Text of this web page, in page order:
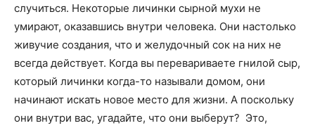
случиться. Некоторые личинки сырной мухи не
умирают, оказавшись внутри человека. Они настолько
живучие создания, что и желудочный сок на них не
всегда действует. Когда вы перевариваете гнилой сыр,
который личинки когда-то называли домом, они
начинают искать новое место для жизни. А поскольку
они внутри вас, угадайте, что они выберут? Это,